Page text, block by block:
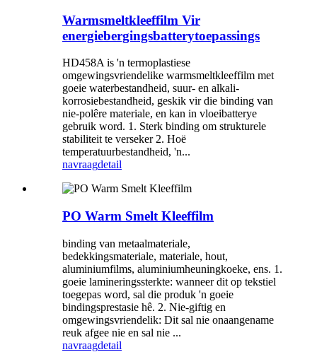
Warmsmeltkleeffilm Vir
energiebergingsbatterytoepassings
HD458A is 'n termoplastiese
omgewingsvriendelike warmsmeltkleeffilm met
goeie waterbestandheid, suur- en alkali-
korrosiebestandheid, geskik vir die binding van
nie-polêre materiale, en kan in vloeibatterye
gebruik word. 1. Sterk binding om strukturele
stabiliteit te verseker 2. Hoë
temperatuurbestandheid, 'n...
navraagdetail
PO Warm Smelt Kleeffilm
binding van metaalmateriale,
bedekkingsmateriale, materiale, hout,
aluminiumfilms, aluminiumheuningkoeke, ens. 1.
goeie lamineringssterkte: wanneer dit op tekstiel
toegepas word, sal die produk 'n goeie
bindingsprestasie hê. 2. Nie-giftig en
omgewingsvriendelik: Dit sal nie onaangename
reuk afgee nie en sal nie ...
navraagdetail